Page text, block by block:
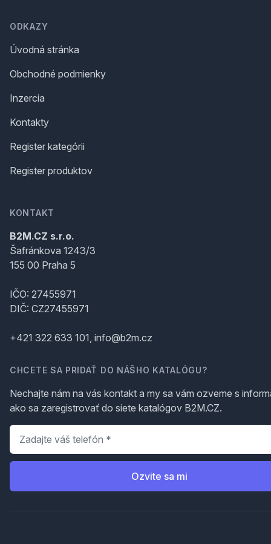
ODKAZY
Úvodná stránka
Obchodné podmienky
Inzercia
Kontakty
Register kategórii
Register produktov
KONTAKT
B2M.CZ s.r.o.
Šafránkova 1243/3
155 00 Praha 5
IČO: 27455971
DIČ: CZ27455971
+421 322 633 101, info@b2m.cz
CHCETE SA PRIDAŤ DO NÁŠHO KATALÓGU?
Nechajte nám na vás kontakt a my sa vám ozveme s
ako sa zaregistrovať do siete katalógov B2M.CZ.
Telefón
Ozvite sa mi